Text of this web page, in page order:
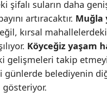
şifalı suların daha
artıracaktır. Muğla
kırsal
Köyceğiz yaşam
gelişmeleri takip
günlerde belediyenin
gösteriyor.